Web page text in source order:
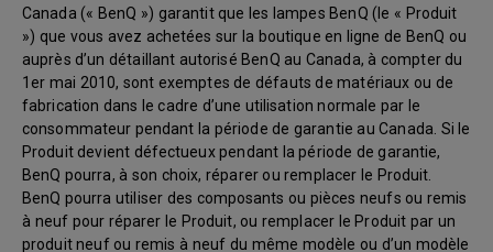
Canada (« BenQ ») garantit que les lampes BenQ (le « Produit
») que vous avez achetées sur la boutique en ligne de BenQ ou
auprès d’un détaillant autorisé BenQ au Canada, à compter du
1er mai 2010, sont exemptes de défauts de matériaux ou de
fabrication dans le cadre d’une utilisation normale par le
consommateur pendant la période de garantie au Canada. Si le
Produit devient défectueux pendant la période de garantie,
BenQ pourra, à son choix, réparer ou remplacer le Produit.
BenQ pourra utiliser des composants ou pièces neufs ou remis
à neuf pour réparer le Produit, ou remplacer le Produit par un
produit neuf ou remis à neuf du même modèle ou d’un modèle